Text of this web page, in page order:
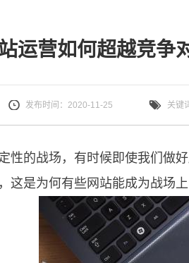
运营如何超越竞争
发布时间：2020-11-25 关键
性的战场，有时候即使我们做
这是为何有些网站能成为战场